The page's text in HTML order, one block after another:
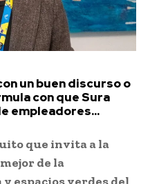
un buen discurso o
con que Sura
empleadores...
que invita a la
de la